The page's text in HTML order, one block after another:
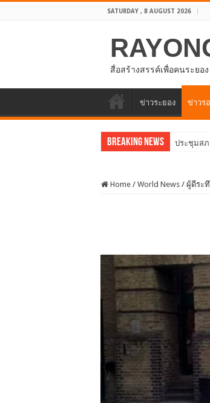
SATURDAY , 8 AUGUST 2026
สื่อสร้างสรรค์เพื่อคนระยอง
ข่าวระยอง ข่าวร
Breaking News อบจ.ระย
Home / World News / ผู้ดีระ